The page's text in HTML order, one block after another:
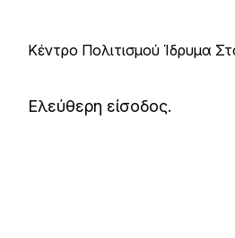
Κέντρο Πολιτισμού Ίδρυμα
Ελεύθερη είσοδος.